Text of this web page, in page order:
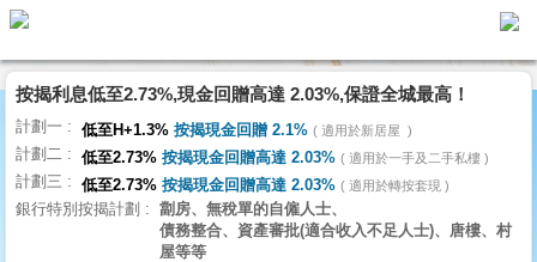
代
理
主
頁
搵
樓/
按揭利息低至2.73%,現金回贈高達 2.03%,保證全城最高！
計劃一 低至H+1.3% 按揭現金回贈 2.1% 適用於新居屋
計劃二 低至2.73% 按揭現金回贈高達 2.03% 適用於一手及二手私樓
計劃三 低至2.73% 按揭現金回贈高達 2.03% 適用於轉按套現
銀行特別按揭計劃
劏房、無稅單的自僱人士、
債務整合、資產審批(適合收入不足人士)、唐樓、村
屋等等